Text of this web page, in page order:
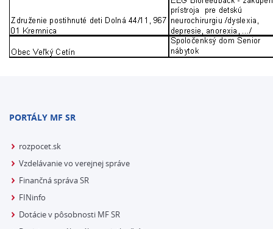
PORTÁLY MF SR
rozpocet.sk
Vzdelávanie vo verejnej správe
Finančná správa SR
FINinfo
Dotácie v pôsobnosti MF SR